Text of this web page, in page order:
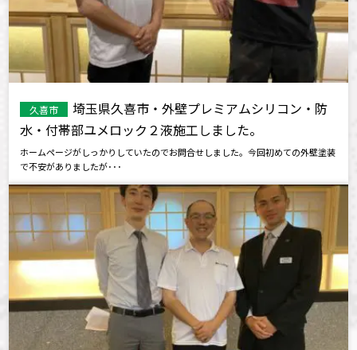
久喜市
埼玉県久喜市・外壁プレミアムシリコン・防
水・付帯部ユメロック２液施工しました。
ホームページがしっかりしていたのでお問合せしました。今回初めての外壁塗装
で不安がありましたが･･･